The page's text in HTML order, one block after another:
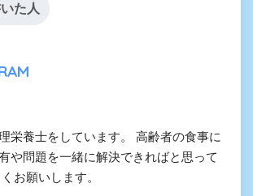
た人
栄養士をしています。 高齢者の食事に
や問題を一緒に解決できればと思って
お願いします。